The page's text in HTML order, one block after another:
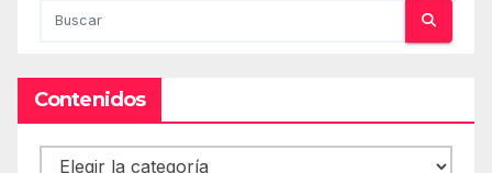
Contenidos
Contenidos